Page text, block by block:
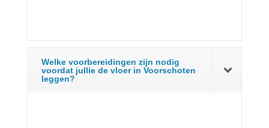
Welke voorbereidingen zijn nodig
voordat jullie de vloer in Voorschoten
leggen?